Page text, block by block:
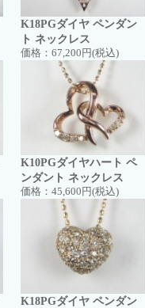
K18PGダイヤ ペンダン
ト ネックレス
価格： 67,200円(税込)
K10PGダイヤハート ペ
ンダント ネックレス
価格： 45,600円(税込)
K18PGダイヤ ペンダン